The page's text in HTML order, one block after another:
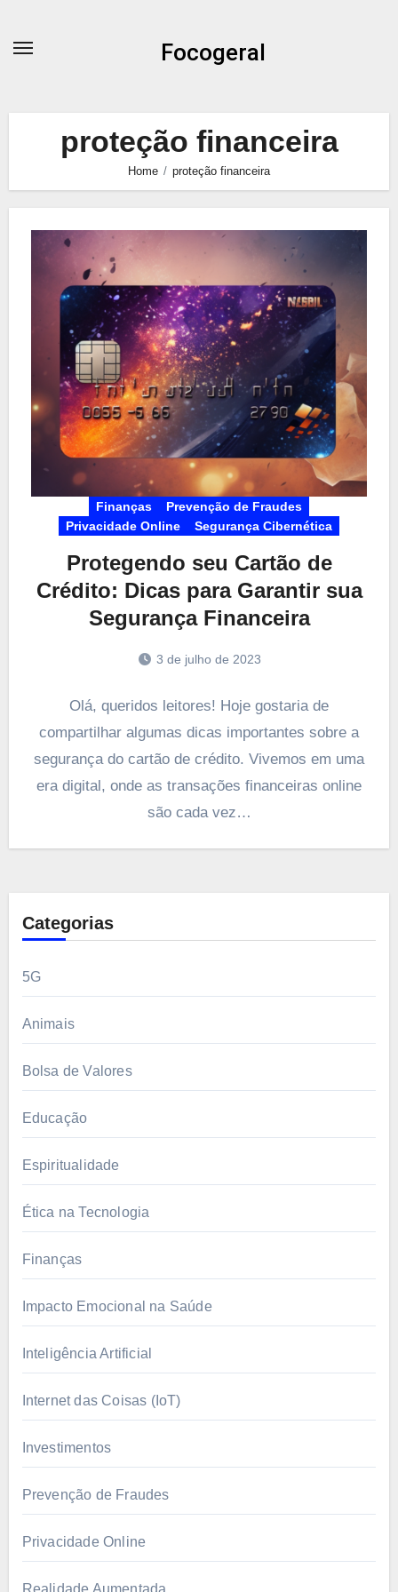
Focogeral
proteção financeira
Home proteção financeira
Finanças
Prevenção de Fraudes
Privacidade Online
Segurança Cibernética
Protegendo seu Cartão de
Crédito: Dicas para Garantir sua
Segurança Financeira
3 de julho de 2023
Olá, queridos leitores! Hoje gostaria de
compartilhar algumas dicas importantes sobre a
segurança do cartão de crédito. Vivemos em uma
era digital, onde as transações financeiras online
são cada vez…
Categorias
5G
Animais
Bolsa de Valores
Educação
Espiritualidade
Ética na Tecnologia
Finanças
Impacto Emocional na Saúde
Inteligência Artificial
Internet das Coisas (IoT)
Investimentos
Prevenção de Fraudes
Privacidade Online